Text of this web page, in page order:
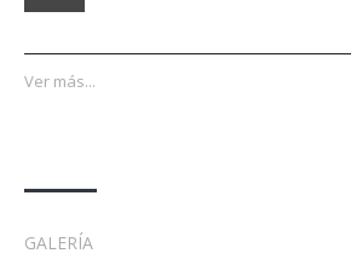
Ver más...
GALERÍA